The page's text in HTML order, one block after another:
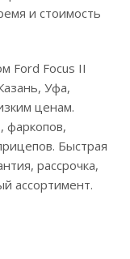
и стоимость
Ford Focus II
Уфа,
ценам.
фаркопов,
Быстрая
рассрочка,
ассортимент.